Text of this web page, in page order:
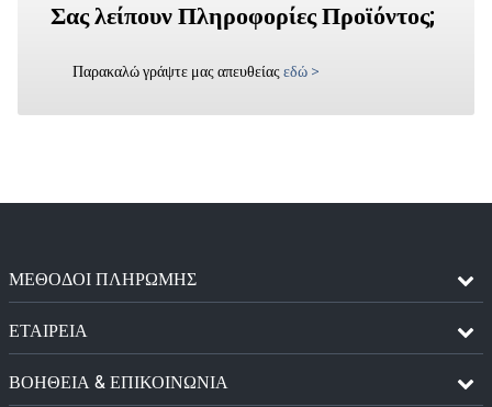
Σας λείπουν Πληροφορίες Προϊόντος;
Παρακαλώ γράψτε μας απευθείας εδώ >
ΜΈΘΟΔΟΙ ΠΛΗΡΩΜΉΣ
ΕΤΑΙΡΕΙΑ
ΒΟΗΘΕΙΑ & ΕΠΙΚΟΙΝΩΝΙΑ